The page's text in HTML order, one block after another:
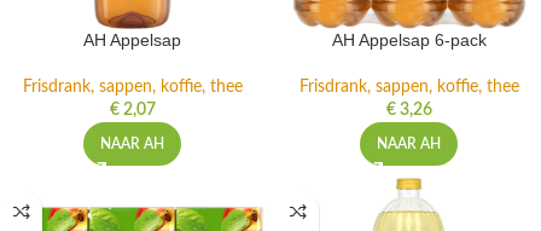
AH Appelsap
Frisdrank, sappen, koffie, thee
€2,07
NAAR AH
AH Appelsap 6-pack
Frisdrank, sappen, koffie, thee
€3,26
NAAR AH